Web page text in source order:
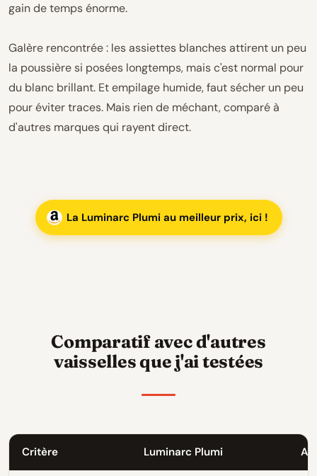
gain de temps énorme.
Galère rencontrée : les assiettes blanches attirent un peu
la poussière si posées longtemps, mais c'est normal pour
du blanc brillant. Et empilage humide, faut sécher un peu
pour éviter traces. Mais rien de méchant, comparé à
d'autres marques qui rayent direct.
La Luminarc Plumi au meilleur prix, ici !
Comparatif avec d'autres
vaisselles que j'ai testées
Critère Luminarc Plumi